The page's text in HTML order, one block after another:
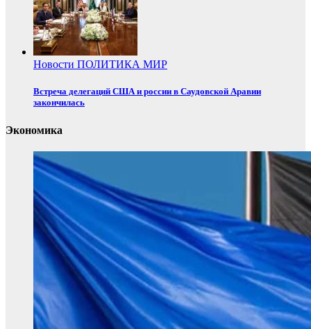
Новости ПОЛИТИКА МИР
Встреча делегаций США и россии в Саудовской Аравии
закончилась
Экономика